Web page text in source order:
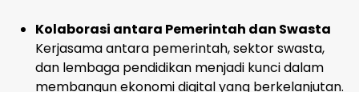
Kolaborasi antara Pemerintah dan Swasta
Kerjasama antara pemerintah, sektor swasta,
dan lembaga pendidikan menjadi kunci dalam
membangun ekonomi digital yang berkelanjutan.